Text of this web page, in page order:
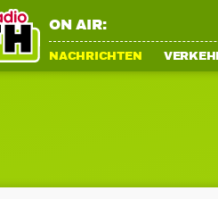
ON AIR:
NACHRICHTEN